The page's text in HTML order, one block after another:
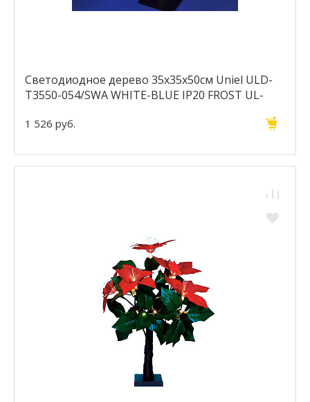
Светодиодное дерево 35х35х50см Uniel ULD-
T3550-054/SWA WHITE-BLUE IP20 FROST UL-
1 526 руб.